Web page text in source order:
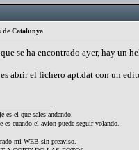
de Catalunya
se ha encontrado ayer, hay
abrir el fichero apt.dat con un
es el que sales andando.
es cuando el avion puede seguir volando.
mi WEB sin preaviso.